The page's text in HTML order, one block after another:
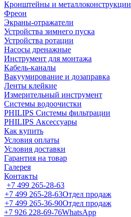
Кронштейны и металлоконструкции
Фреон
Экраны-отражатели
Устройства зимнего пуска
Устройства ротации
Насосы дренажные
Инструмент для монтажа
Кабель-каналы
Вакуумирование и дозаправка
Ленты клейкие
Измерительный инструмент
Системы водоочистки
PHILIPS Системы фильтрации
PHILIPS Аксессуары
Как купить
Условия оплаты
Условия доставки
Гарантия на товар
Галерея
Контакты
+7 499 265-28-63
+7 499 265-28-63Отдел продаж
+7 499 265-36-90Отдел продаж
+7 926 228-69-76WhatsApp